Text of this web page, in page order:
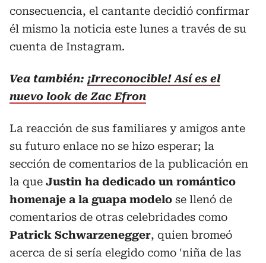
consecuencia, el cantante decidió confirmar
él mismo la noticia este lunes a través de su
cuenta de Instagram.
Vea también: ¡Irreconocible! Así es el
nuevo look de Zac Efron
La reacción de sus familiares y amigos ante
su futuro enlace no se hizo esperar; la
sección de comentarios de la publicación en
la que Justin ha dedicado un romántico
homenaje a la guapa modelo se llenó de
comentarios de otras celebridades como
Patrick Schwarzenegger, quien bromeó
acerca de si sería elegido como 'niña de las